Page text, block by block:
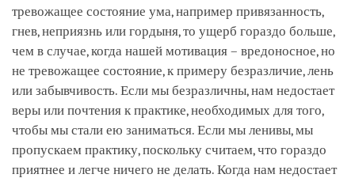
тревожащее состояние ума, например привязанность,
гнев, неприязнь или гордыня, то ущерб гораздо больше,
чем в случае, когда нашей мотивация – вредоносное, но
не тревожащее состояние, к примеру безразличие, лень
или забывчивость. Если мы безразличны, нам недостает
веры или почтения к практике, необходимых для того,
чтобы мы стали ею заниматься. Если мы ленивы, мы
пропускаем практику, поскольку считаем, что гораздо
приятнее и легче ничего не делать. Когда нам недостает